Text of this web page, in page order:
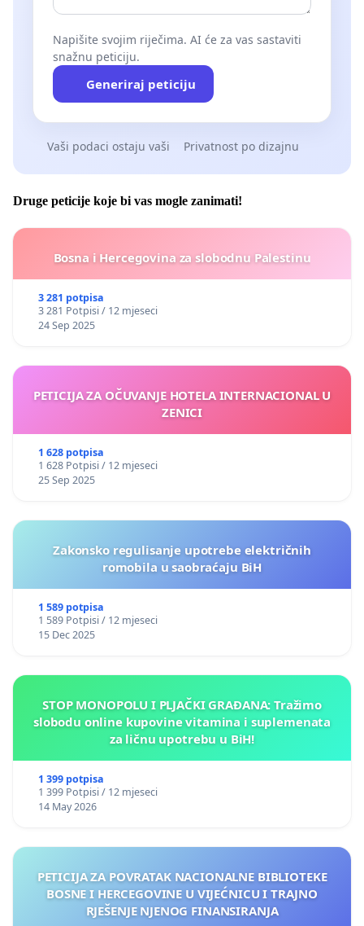
Napišite svojim riječima. AI će za vas sastaviti
snažnu peticiju.
Generiraj peticiju
Vaši podaci ostaju vaši Privatnost po dizajnu
Druge peticije koje bi vas mogle zanimati!
Bosna i Hercegovina za slobodnu Palestinu
3 281 potpisa
3 281 Potpisi / 12 mjeseci
24 Sep 2025
PETICIJA ZA OČUVANJE HOTELA INTERNACIONAL U
ZENICI
1 628 potpisa
1 628 Potpisi / 12 mjeseci
25 Sep 2025
Zakonsko regulisanje upotrebe električnih
romobila u saobraćaju BiH
1 589 potpisa
1 589 Potpisi / 12 mjeseci
15 Dec 2025
STOP MONOPOLU I PLJAČKI GRAĐANA: Tražimo
slobodu online kupovine vitamina i suplemenata
za ličnu upotrebu u BiH!
1 399 potpisa
1 399 Potpisi / 12 mjeseci
14 May 2026
PETICIJA ZA POVRATAK NACIONALNE BIBLIOTEKE
BOSNE I HERCEGOVINE U VIJEĆNICU I TRAJNO
RJEŠENJE NJENOG FINANSIRANJA